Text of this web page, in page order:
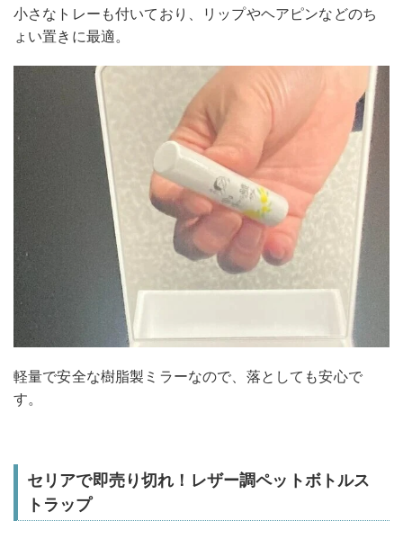
小さなトレーも付いており、リップやヘアピンなどのち
ょい置きに最適。
軽量で安全な樹脂製ミラーなので、落としても安心で
す。
セリアで即売り切れ！レザー調ペットボトルス
トラップ